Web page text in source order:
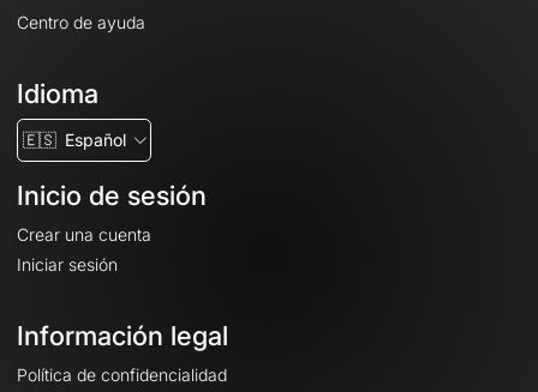
Centro de ayuda
Idioma
🇪🇸 Español
Inicio de sesión
Crear una cuenta
Iniciar sesión
Información legal
Política de confidencialidad